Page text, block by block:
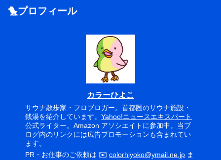
🐤プロフィール
カラーひよこ
サウナ散歩家・フロブロガー。首都圏のサウナ施設・
銭湯を紹介しています。Yahoo!ニュースエキスパート
公式ライター。Amazon アソシエイトに参加中。当ブ
ログ内のリンクには広告プロモーションも含まれてい
ます。
PR・お仕事のご依頼は ✉️colorhiyoko@ymail.ne.jp ま